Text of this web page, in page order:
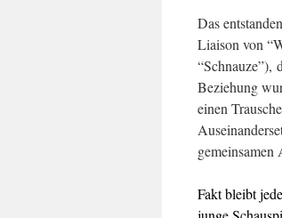
Das
Liaison von
“Schnauze”),
Beziehung
einen
Fakt bleibt